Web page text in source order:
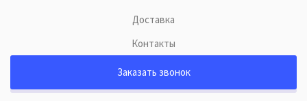
Доставка
Контакты
Заказать звонок